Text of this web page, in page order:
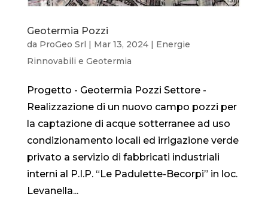
Geotermia Pozzi
da ProGeo Srl | Mar 13, 2024| Energie
Rinnovabili e Geotermia
Progetto - Geotermia Pozzi Settore -
Realizzazione di un nuovo campo pozzi per
la captazione di acque sotterranee ad uso
condizionamento locali ed irrigazione verde
privato a servizio di fabbricati industriali
interni al P.I.P. “Le Padulette-Becorpi” in loc.
Levanella...